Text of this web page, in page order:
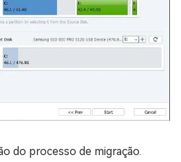
do processo de migração.